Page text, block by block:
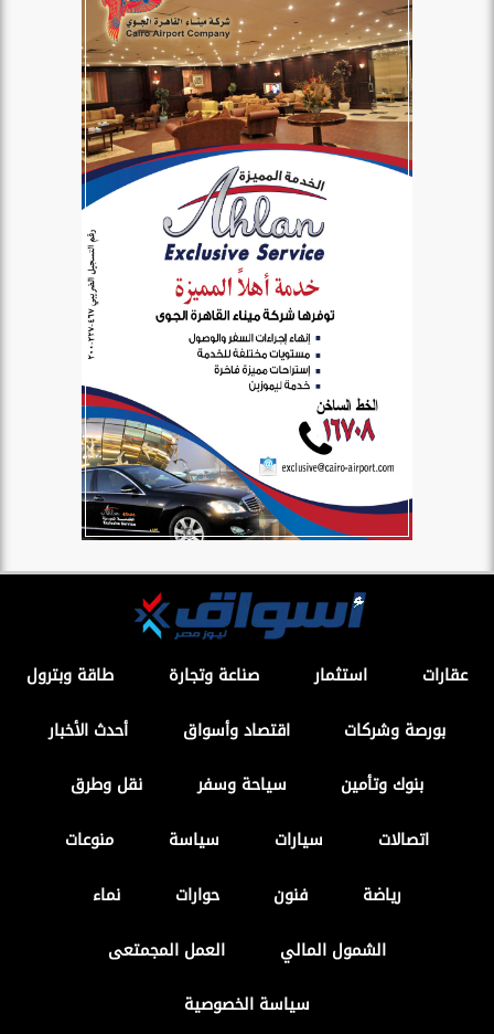
عقارات استثمار صناعة وتجارة
طاقة وبترول
بورصة وشركات
اقتصاد وأسواق
أحدث الأخبار
بنوك وتأمين
سياحة وسفر
نقل وطرق
اتصالات
سيارات سياسة
منوعات
رياضة
فنون حوارات
نماء
الشمول المالي
العمل المجمتعى
سياسة الخصوصية